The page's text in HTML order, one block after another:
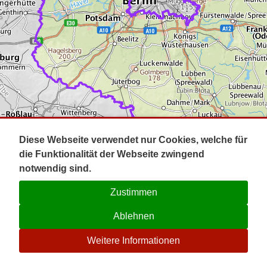
Impressum
Kontakt
☉
Diese Webseite verwendet nur Cookies, welche für
die Funktionalität der Webseite zwingend
notwendig sind.
Zustimmen
Ablehnen
Weitere Informationen